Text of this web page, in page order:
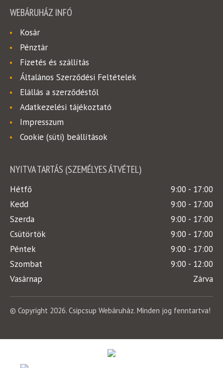
WEBÁRUHÁZ INFÓ
Kosár
Pénztár
Fizetés és szállítás
Általános Szerződési Feltételek
Elállás a szerződéstől
Adatkezelési tájékoztató
Impresszum
Cookie (süti) beállítások
NYITVA TARTÁS (SZEMÉLYES ÁTVÉTEL)
Hétfő
9:00 - 17:00
Kedd
9:00 - 17:00
Szerda
9:00 - 17:00
Csütörtök
9:00 - 17:00
Péntek
9:00 - 17:00
Szombat
9:00 - 12:00
Vasárnap
Zárva
© Copyright 2026. Csipcsup Webáruház. Minden jog fenntartva!